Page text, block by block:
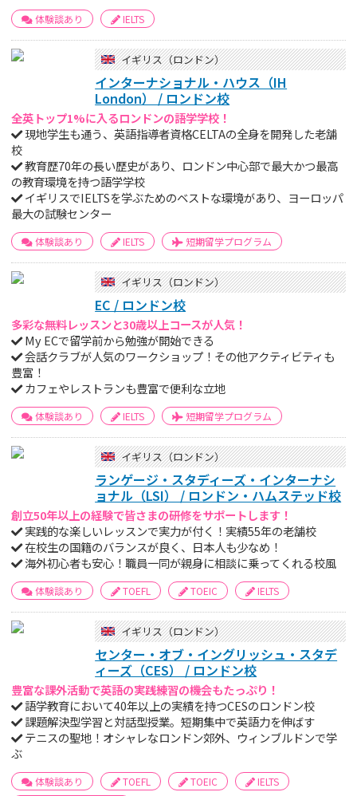
体験談あり IELTS
イギリス（ロンドン）
インターナショナル・ハウス（IH
London） / ロンドン校
全英トップ1%に入るロンドンの語学学校！
現地学生も通う、英語指導者資格CELTAの全身を開発した老舗
校
教育歴70年の長い歴史があり、ロンドン中心部で最大かつ最高
の教育環境を持つ語学学校
イギリスでIELTSを学ぶためのベストな環境があり、ヨーロッパ
最大の試験センター
体験談あり IELTS 短期留学プログラム
イギリス（ロンドン）
EC / ロンドン校
多彩な無料レッスンと30歳以上コースが人気！
My ECで留学前から勉強が開始できる
会話クラブが人気のワークショップ！その他アクティビティも
豊富！
カフェやレストランも豊富で便利な立地
体験談あり IELTS 短期留学プログラム
イギリス（ロンドン）
ランゲージ・スタディーズ・インターナシ
ョナル（LSI） / ロンドン・ハムステッド校
創立50年以上の経験で皆さまの研修をサポートします！
実践的な楽しいレッスンで実力が付く！実績55年の老舗校
在校生の国籍のバランスが良く、日本人も少なめ！
海外初心者も安心！職員一同が親身に相談に乗ってくれる校風
体験談あり TOEFL TOEIC IELTS
イギリス（ロンドン）
センター・オブ・イングリッシュ・スタデ
ィーズ（CES） / ロンドン校
豊富な課外活動で英語の実践練習の機会もたっぷり！
語学教育において40年以上の実績を持つCESのロンドン校
課題解決型学習と対話型授業。短期集中で英語力を伸ばす
テニスの聖地！オシャレなロンドン郊外、ウィンブルドンで学
ぶ
体験談あり TOEFL TOEIC IELTS